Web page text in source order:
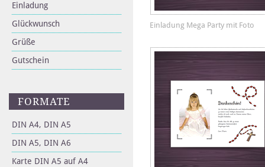
Einladung
Glückwunsch
Grüße
Gutschein
FORMATE
DIN A4, DIN A5
DIN A5, DIN A6
Karte DIN A5 auf A4
Einladung Mega Party mit Foto